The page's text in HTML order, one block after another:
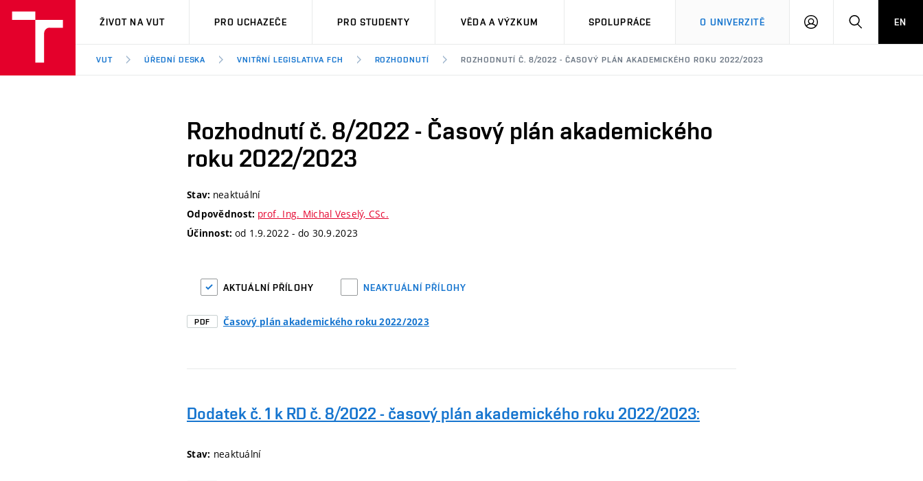
VUT
ŽIVOT NA VUT PRO UCHAZEČE PRO STUDENTY VĚDA A VÝZKUM SPOLUPRÁCE O UNIVERZITĚ
PŘIHLÁSIT HLEDATEN
VUT ÚŘEDNÍ DESKA VNITŘNÍ LEGISLATIVA FCH ROZHODNUTÍ ROZHODNUTÍ Č. 8/2022 - ČASOVÝ PLÁN AKADEMICKÉHO ROKU 2022/2023
Rozhodnutí č. 8/2022 - Časový plán akademického
roku 2022/2023
Stav: neaktuální
Odpovědnost: prof. Ing. Michal Veselý, CSc.
Účinnost: od 1.9.2022 - do 30.9.2023
AKTUÁLNÍ PŘÍLOHY NEAKTUÁLNÍ PŘÍLOHY
PDF Časový plán akademického roku 2022/2023
Dodatek č. 1 k RD č. 8/2022 - časový plán akademického roku 2022/2023:
Stav: neaktuální